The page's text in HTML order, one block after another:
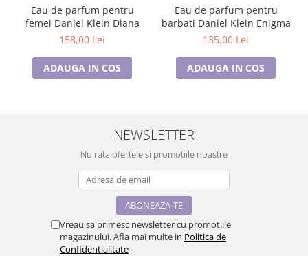
Eau de parfum pentru
femei Daniel Klein Diana
158,00 Lei
ADAUGA IN COS
Eau de parfum pentru
barbati Daniel Klein Enigma
135,00 Lei
ADAUGA IN COS
NEWSLETTER
Nu rata ofertele si promotiile noastre
Vreau sa primesc newsletter cu promotiile
magazinului. Afla mai multe in Politica de
Confidentialitate